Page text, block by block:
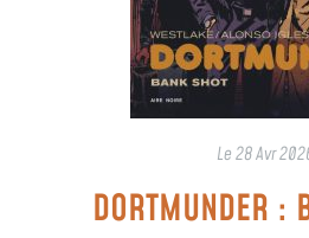
Le28 Avr
DORTMUNDER :